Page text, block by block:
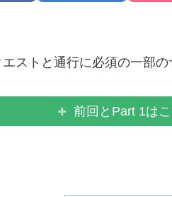
ストと通行に必須の一部の
前回とPart 1は